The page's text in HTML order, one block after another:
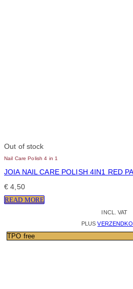
Out of stock
Nail Care Polish 4 in 1
JOIA NAIL CARE POLISH 4IN1 RED
€ 4,50
READ MORE
INCL. VAT
PLUS
TPO free